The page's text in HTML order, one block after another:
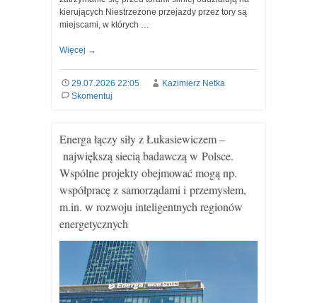
kierujących Niestrzeżone przejazdy przez tory są
miejscami, w których …
Więcej →
29.07.2026 22:05
Kazimierz Netka
Skomentuj
Energa łączy siły z Łukasiewiczem –
największą siecią badawczą w Polsce.
Wspólne projekty obejmować mogą np.
współpracę z samorządami i przemysłem,
m.in. w rozwoju inteligentnych regionów
energetycznych